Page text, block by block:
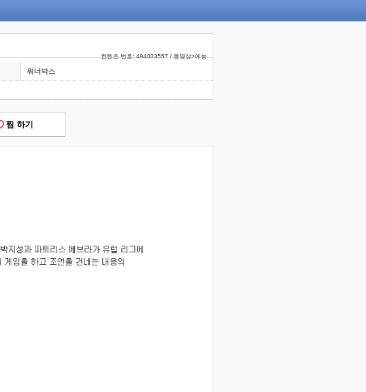
컨텐츠 번호: 494033557 / 동영상>예능
워너박스
찜 하기